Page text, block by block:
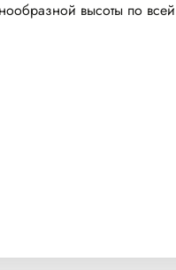
высоты по